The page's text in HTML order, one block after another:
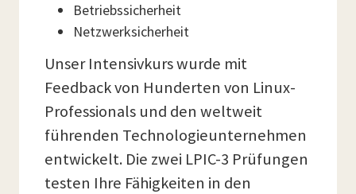
Betriebssicherheit
Netzwerksicherheit
Unser Intensivkurs wurde mit
Feedback von Hunderten von Linux-
Professionals und den weltweit
führenden Technologieunternehmen
entwickelt. Die zwei LPIC-3 Prüfungen
testen Ihre Fähigkeiten in den